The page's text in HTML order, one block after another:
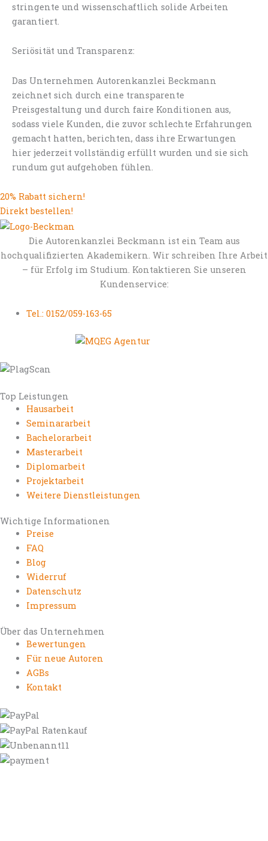
stringente und wissenschaftlich solide Arbeiten
garantiert.
Seriösität und Transparenz:
Das Unternehmen Autorenkanzlei Beckmann
zeichnet sich durch eine transparente
Preisgestaltung und durch faire Konditionen aus,
sodass viele Kunden, die zuvor schlechte Erfahrungen
gemacht hatten, berichten, dass ihre Erwartungen
hier jederzeit vollständig erfüllt wurden und sie sich
rundum gut aufgehoben fühlen.
20% Rabatt sichern!
Direkt bestellen!
Die Autorenkanzlei Beckmann ist ein Team aus
hochqualifizierten Akademikern. Wir schreiben Ihre Arbeit
– für Erfolg im Studium. Kontaktieren Sie unseren
Kundenservice:
Tel.: 0152/059-163-65
Top Leistungen
Hausarbeit
Seminararbeit
Bachelorarbeit
Masterarbeit
Diplomarbeit
Projektarbeit
Weitere Dienstleistungen
Wichtige Informationen
Preise
FAQ
Blog
Widerruf
Datenschutz
Impressum
Über das Unternehmen
Bewertungen
Für neue Autoren
AGBs
Kontakt